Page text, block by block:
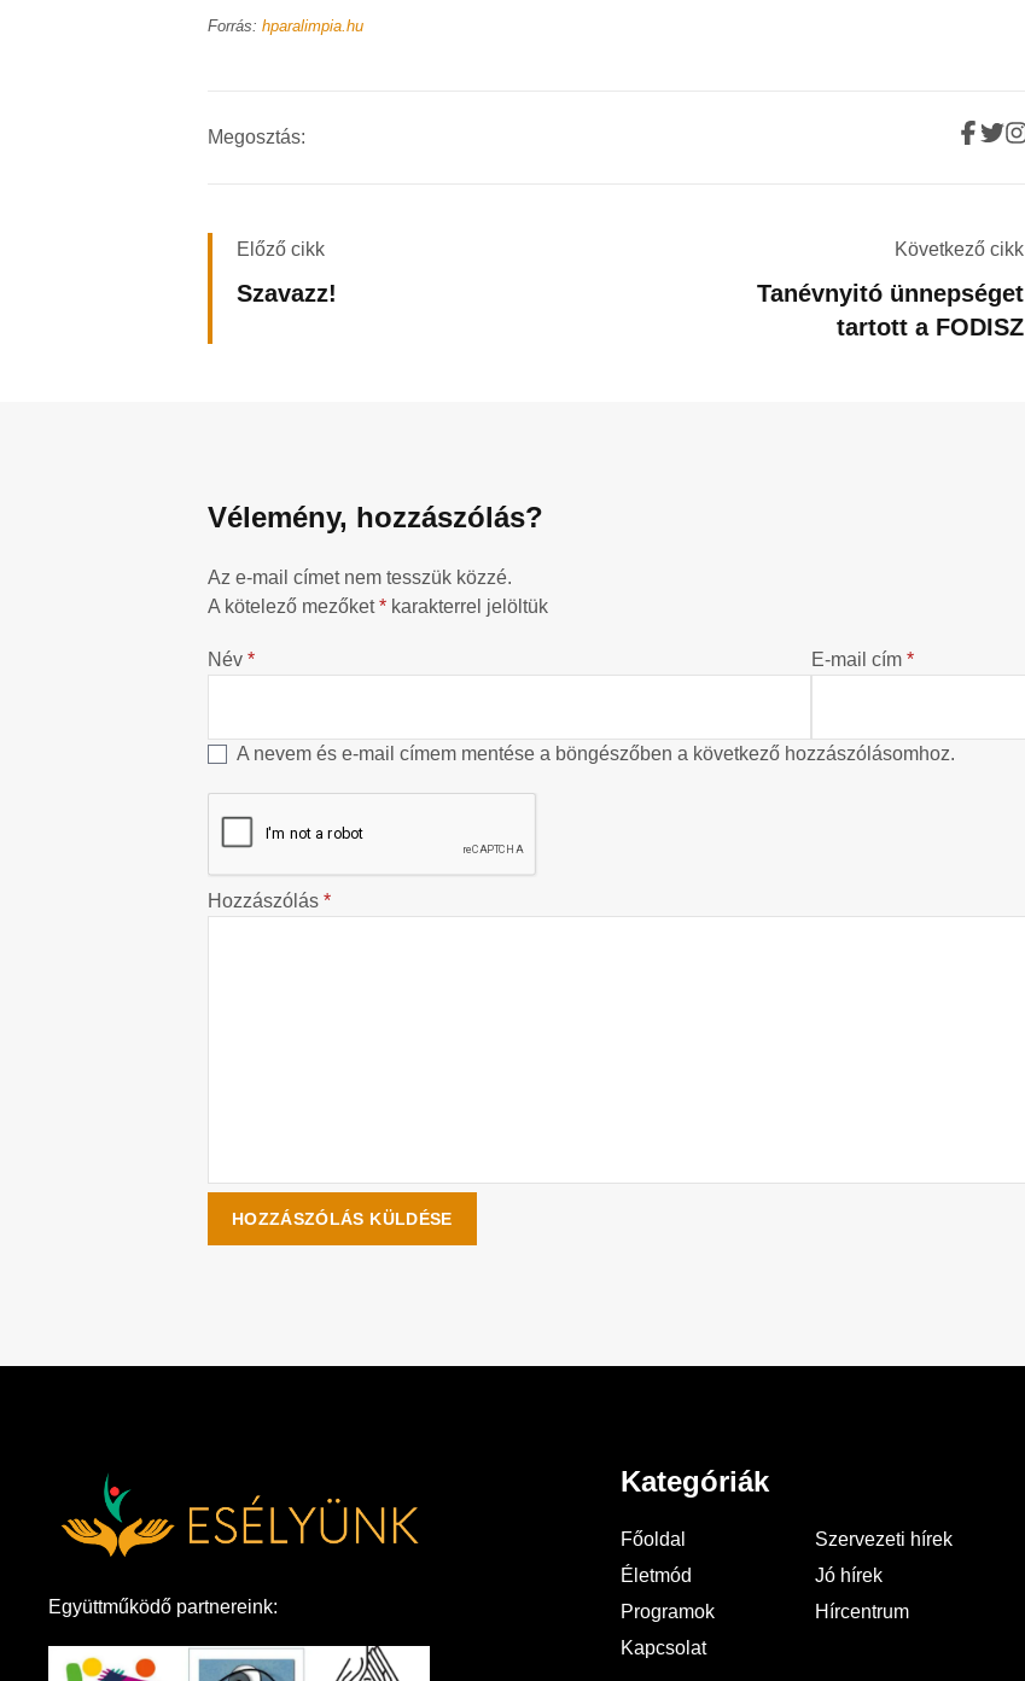
Forrás: hparalimpia.hu
Megosztás:
Előző cikk
Szavazz!
Következő cikk
Tanévnyitó ünnepséget
tartott a FODISZ
Vélemény, hozzászólás?
Az e-mail címet nem tesszük közzé.
A kötelező mezőket* karakterrel jelöltük
Név * E-mail cím *
A nevem és e-mail címem mentése a böngészőben a következő hozzászólásomhoz.
Hozzászólás *
Együttműködő partnereink:
Kategóriák
Főoldal
Szervezeti hírek
Életmód
Jó hírek
Programok
Hírcentrum
Kapcsolat